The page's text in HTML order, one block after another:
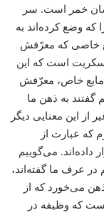
خمر است. سر
وضع کرده‌اند به
خاصی که معرّفش
است که این
خاص، معرّفش
به ذهن ما
این معنایی دیگر
که عبارت از
می‌گوییم
عرف ما گفته‌اند،
می‌خورد که از
که وظیفه در